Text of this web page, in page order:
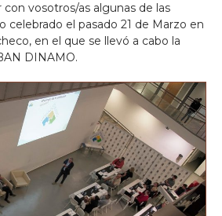
vosotros/as algunas de las
celebrado el pasado 21 de Marzo en
en el que se llevó a cabo la
DINAMO.